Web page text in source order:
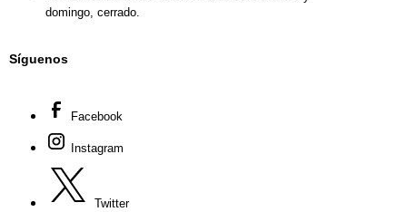
domingo, cerrado.
Síguenos
Facebook
Instagram
Twitter